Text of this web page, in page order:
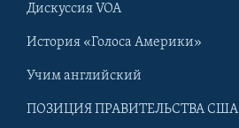
Дискуссия VOA
История «Голоса Америки»
Учим английский
ПОЗИЦИЯ ПРАВИТЕЛЬСТВА США